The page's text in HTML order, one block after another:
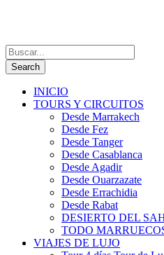
INICIO
TOURS Y CIRCUITOS
Desde Marrakech
Desde Fez
Desde Tanger
Desde Casablanca
Desde Agadir
Desde Ouarzazate
Desde Errachidia
Desde Rabat
DESIERTO DEL
TODO
VIAJES DE LUJO